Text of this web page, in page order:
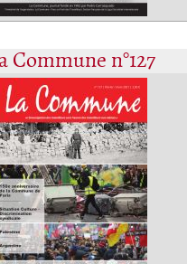
Commune n°127